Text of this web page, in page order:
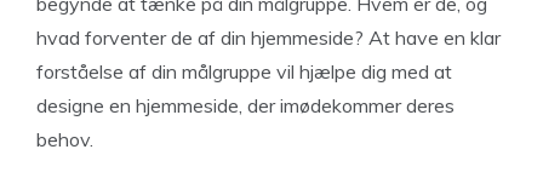
hvad forventer de af din hjemmeside? At have en klar
forståelse af din målgruppe vil hjælpe dig med at
designe en hjemmeside, der imødekommer deres
behov.